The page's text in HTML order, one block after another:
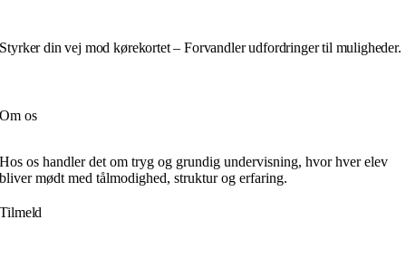
Styrker din vej mod kørekortet – Forvandler udfordringer til muligheder.
Om os
Hos os handler det om tryg og grundig undervisning, hvor hver elev
bliver mødt med tålmodighed, struktur og erfaring.
Tilmeld